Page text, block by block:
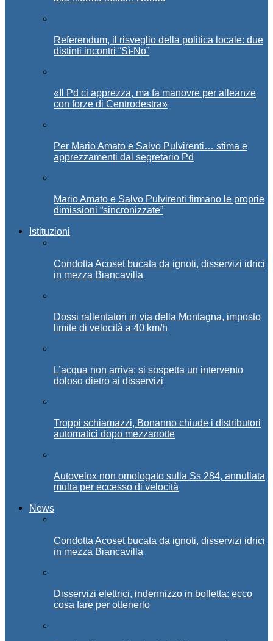
Referendum, il risveglio della politica locale: due
distinti incontri “Sì-No”
«Il Pd ci apprezza, ma fa manovre per alleanze
con forze di Centrodestra»
Per Mario Amato e Salvo Pulvirenti… stima e
apprezzamenti dal segretario Pd
Mario Amato e Salvo Pulvirenti firmano le proprie
dimissioni “sincronizzate”
Istituzioni
Condotta Acoset bucata da ignoti, disservizi idrici
in mezza Biancavilla
Dossi rallentatori in via della Montagna, imposto
limite di velocità a 40 km/h
L’acqua non arriva: si sospetta un intervento
doloso dietro ai disservizi
Troppi schiamazzi, Bonanno chiude i distributori
automatici dopo mezzanotte
Autovelox non omologato sulla Ss 284, annullata
multa per eccesso di velocità
News
Condotta Acoset bucata da ignoti, disservizi idrici
in mezza Biancavilla
Disservizi elettrici, indennizzo in bolletta: ecco
cosa fare per ottenerlo